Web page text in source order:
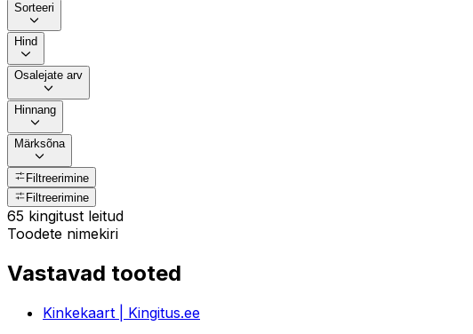
Sorteeri
Hind
Osalejate arv
Hinnang
Märksõna
Filtreerimine
Filtreerimine
65 kingitust leitud
Toodete nimekiri
Vastavad tooted
Kinkekaart | Kingitus.ee